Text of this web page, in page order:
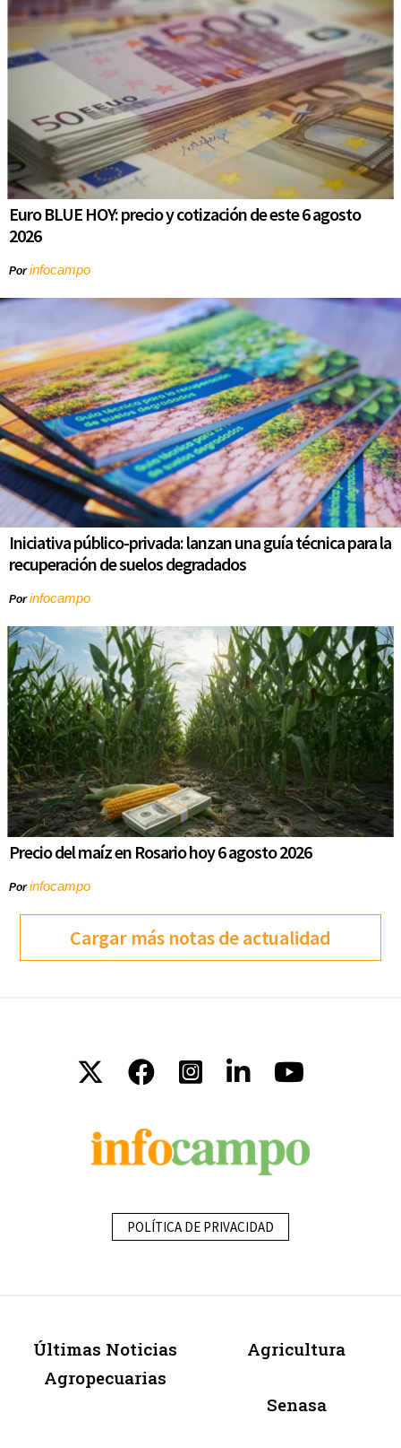
Euro BLUE HOY: precio y cotización de este 6 agosto
2026
Porinfocampo
Iniciativa público-privada: lanzan una guía técnica para la
recuperación de suelos degradados
Porinfocampo
Precio del maíz en Rosario hoy 6 agosto 2026
Porinfocampo
Cargar más notas de actualidad
POLÍTICA DE PRIVACIDAD
Últimas Noticias
Agropecuarias
Agricultura
Senasa